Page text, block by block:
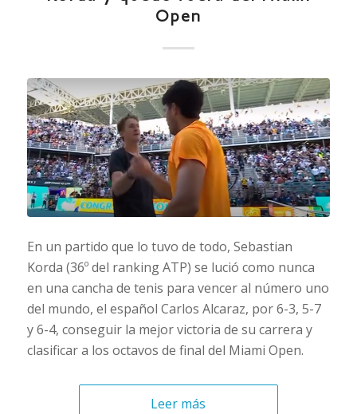
Open
En un partido que lo tuvo de todo, Sebastian
Korda (36º del ranking ATP) se lució como nunca
en una cancha de tenis para vencer al número uno
del mundo, el español Carlos Alcaraz, por 6-3, 5-7
y 6-4, conseguir la mejor victoria de su carrera y
clasificar a los octavos de final del Miami Open.
Leer más